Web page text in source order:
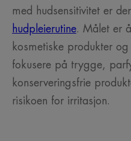
med hudsensitivitet er
hudpleierutine. Målet er
kosmetiske produkter
fokusere på trygge,
konserveringsfrie
risikoen for irritasjon.